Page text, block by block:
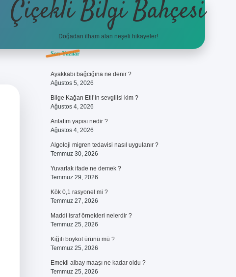
Çiçekli Bilgi Bahçesi
Doğadan ilham alan neşeli hikayeler!
Sidebar
Son Yazılar
Ayakkabı bağcığına ne denir ?
Ağustos 5, 2026
Bilge Kağan Etil’in sevgilisi kim ?
Ağustos 4, 2026
Anlatım yapısı nedir ?
Ağustos 4, 2026
Algoloji migren tedavisi nasıl uygulanır ?
Temmuz 30, 2026
Yuvarlak ifade ne demek ?
Temmuz 29, 2026
Kök 0,1 rasyonel mi ?
Temmuz 27, 2026
Maddi israf örnekleri nelerdir ?
Temmuz 25, 2026
Kiğılı boykot ürünü mü ?
Temmuz 25, 2026
Emekli albay maaşı ne kadar oldu ?
Temmuz 25, 2026